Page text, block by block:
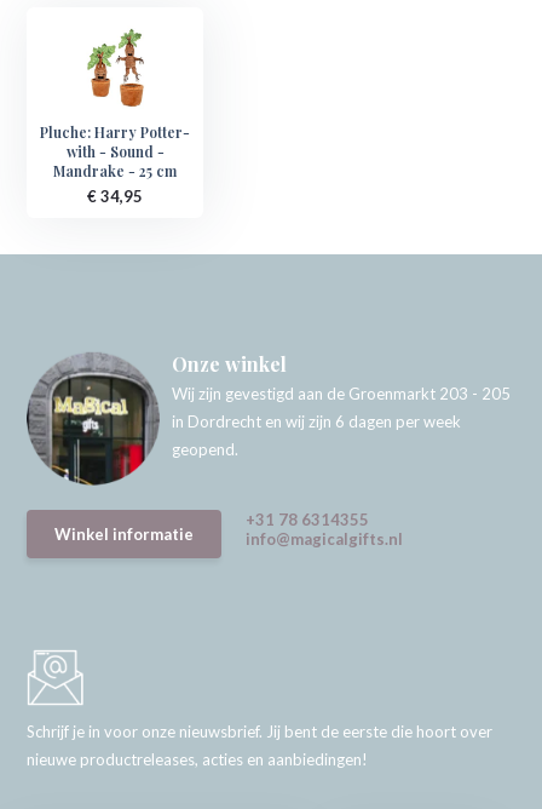
Pluche: Harry Potter-
with - Sound -
Mandrake - 25 cm
€ 34,95
Onze winkel
Wij zijn gevestigd aan de Groenmarkt 203 - 205
in Dordrecht en wij zijn 6 dagen per week
geopend.
Winkel informatie
+31 78 6314355
info@magicalgifts.nl
Schrijf je in voor onze nieuwsbrief. Jij bent de eerste die hoort over
nieuwe productreleases, acties en aanbiedingen!